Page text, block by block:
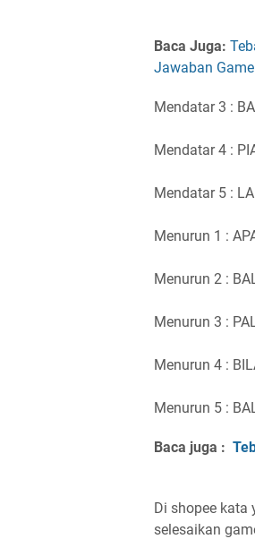
Baca Juga:
Jawaban
Mendatar 3 :
Mendatar 4 :
Mendatar 5 :
Menurun 1 :
Menurun 2 :
Menurun 3 :
Menurun 4 :
Menurun 5 :
Baca juga :
Di shopee kata
selesaikan